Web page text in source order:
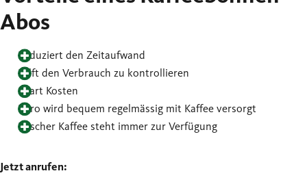
Abos
Reduziert den Zeitaufwand
Hilft den Verbrauch zu kontrollieren
Spart Kosten
Büro wird bequem regelmässig mit Kaffee versorgt
Frischer Kaffee steht immer zur Verfügung
Jetzt anrufen: